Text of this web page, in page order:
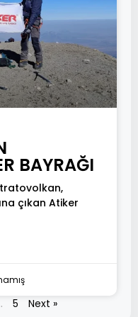
BAYRAĞI
çıkan Atiker
5 Next »